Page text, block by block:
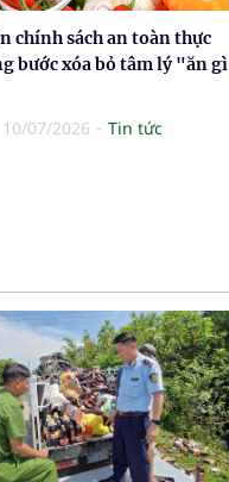
chính sách an toàn thực
bước xóa bỏ tâm lý "ăn gì
10/07/2026 Tin tức